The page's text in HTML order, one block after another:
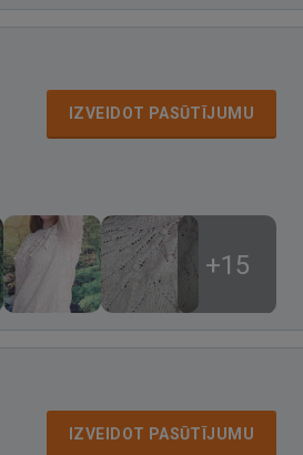
IZVEIDOT PASŪTĪJUMU
+15
IZVEIDOT PASŪTĪJUMU